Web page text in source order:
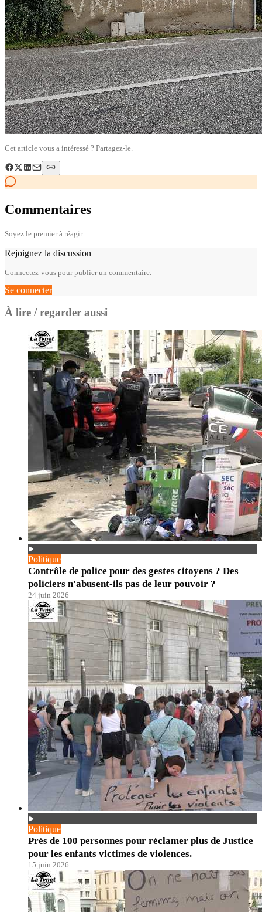
Cet article vous a intéressé ? Partagez-le.
Commentaires
Soyez le premier à réagir.
Rejoignez la discussion
Connectez-vous pour publier un commentaire.
Se connecter
À lire / regarder aussi
Politique
Contrôle de police pour des gestes citoyens ? Des
policiers n'abusent-ils pas de leur pouvoir ?
24 juin 2026
Politique
Prés de 100 personnes pour réclamer plus de Justice
pour les enfants victimes de violences.
15 juin 2026